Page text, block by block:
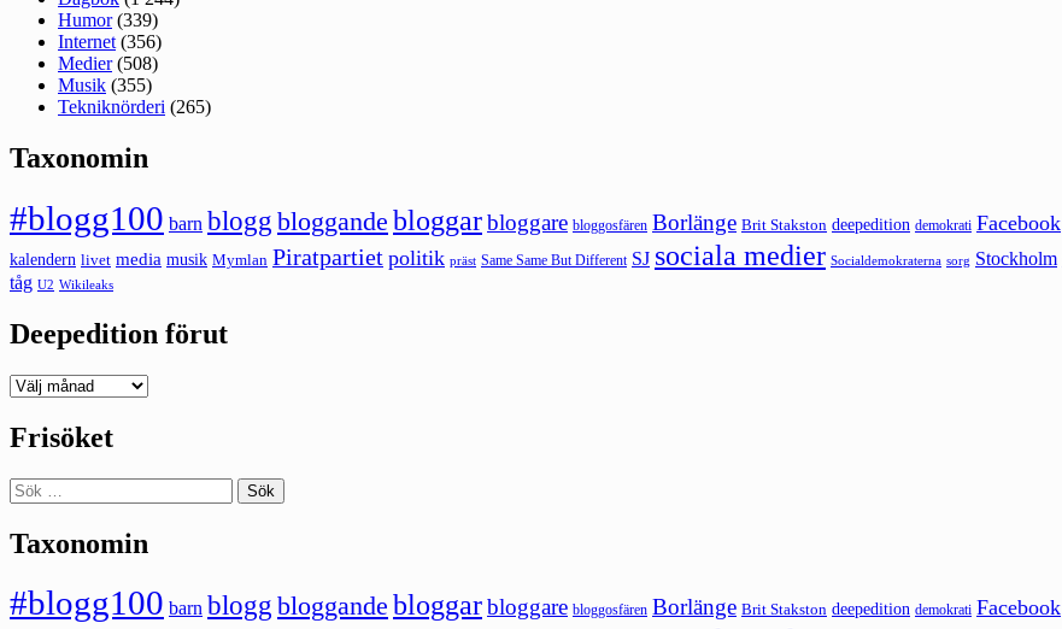
Humor(339)
Internet (356)
Medier(508)
Musik (355)
Tekniknörderi (265)
Taxonomin
#blogg100 barn blogg bloggande bloggarbloggare bloggosfären Borlänge Brit Stakston deepedition demokrati Facebook
kalendern livet media musik Mymlan Piratpartiet politik präst Same Same But Different SJ sociala medier Socialdemokraterna sorg Stockholm
tåg U2 Wikileaks
Deepedition förut
Deepedition
Frisöket
Sök
efter:
Taxonomin
#blogg100 barn blogg bloggande bloggarbloggare bloggosfären Borlänge Brit Stakston deepedition demokrati Facebook